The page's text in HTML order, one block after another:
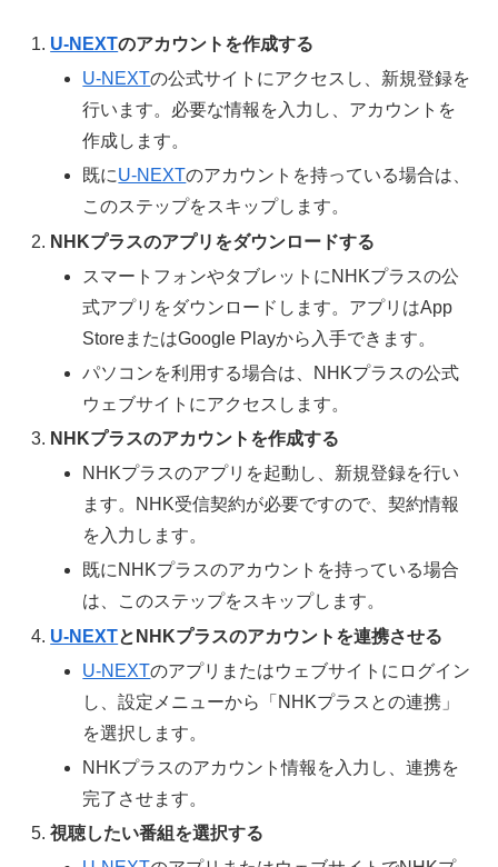
U-NEXTのアカウントを作成する
U-NEXTの公式サイトにアクセスし、新規登録を
行います。必要な情報を入力し、アカウントを
作成します。
既にU-NEXTのアカウントを持っている場合は、
このステップをスキップします。
NHKプラスのアプリをダウンロードする
スマートフォンやタブレットにNHKプラスの公
式アプリをダウンロードします。アプリはApp
StoreまたはGoogle Playから入手できます。
パソコンを利用する場合は、NHKプラスの公式
ウェブサイトにアクセスします。
NHKプラスのアカウントを作成する
NHKプラスのアプリを起動し、新規登録を行い
ます。NHK受信契約が必要ですので、契約情報
を入力します。
既にNHKプラスのアカウントを持っている場合
は、このステップをスキップします。
U-NEXTとNHKプラスのアカウントを連携させる
U-NEXTのアプリまたはウェブサイトにログイン
し、設定メニューから「NHKプラスとの連携」
を選択します。
NHKプラスのアカウント情報を入力し、連携を
完了させます。
視聴したい番組を選択する